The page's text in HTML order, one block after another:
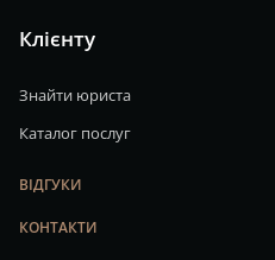
Клієнту
Знайти юриста
Каталог послуг
ВІДГУКИ
КОНТАКТИ